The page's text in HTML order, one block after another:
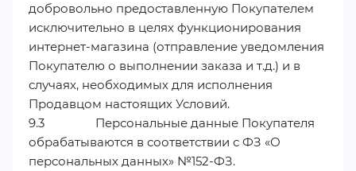
добровольно предоставленную Покупателем
исключительно в целях функционирования
интернет-магазина (отправление уведомления
Покупателю о выполнении заказа и т.д.) и в
случаях, необходимых для исполнения
Продавцом настоящих Условий.
9.3 Персональные данные Покупателя
обрабатываются в соответствии с ФЗ «О
персональных данных» №152-ФЗ.